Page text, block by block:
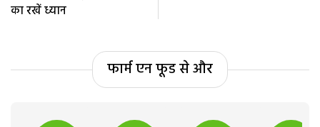
का रखें ध्यान
फार्म एन फूड से और